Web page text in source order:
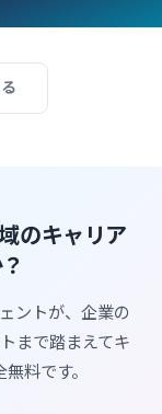
のキャリア
ントが、企業の
まで踏まえてキ
料です。